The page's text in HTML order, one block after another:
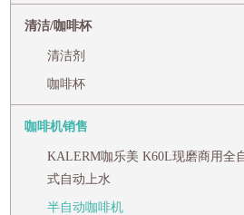
清洁/咖啡杯
清洁剂
咖啡杯
咖啡机销售
KALERM咖乐美 K60L现磨商用全
式自动上水
半自动咖啡机